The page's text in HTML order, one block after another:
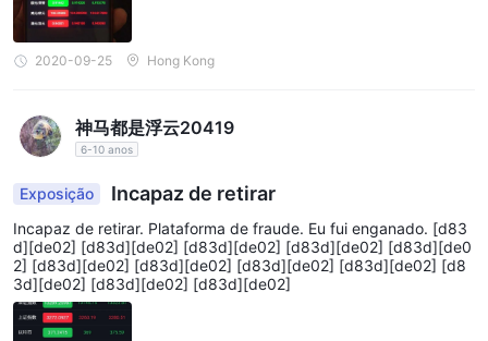
Tipos de conta
S.A.M. Tradeoferece uma variedade de tipos de contas
com base em fatores como requisitos mínimos de
financiamento, spreads, opções de alavancagem, comissões e
recursos adicionais.
tipos de conta:
1. Conta padrão: esta conta oferece spreads padrão,
alavancagem de até 1:30, sem cobrança de comissão, spreads
flutuantes, proteção contra saldo negativo e suporte técnico e
2020-09-25 Hong Kong
神马都是浮云20419
6-10 anos
Exposição Incapaz de retirar
Incapaz de retirar. Plataforma de fraude. Eu fui enganado. [d83
d][de02] [d83d][de02] [d83d][de02] [d83d][de02] [d83d][de0
2] [d83d][de02] [d83d][de02] [d83d][de02] [d83d][de02] [d8
3d][de02] [d83d][de02] [d83d][de02]